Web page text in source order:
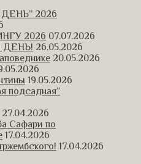
2026
2026 07.07.2026
ДЕНЬ! 26.05.2026
20.05.2026
19.05.2026
подсадная”
27.04.2026
Сафари по
17.04.2026
17.04.2026